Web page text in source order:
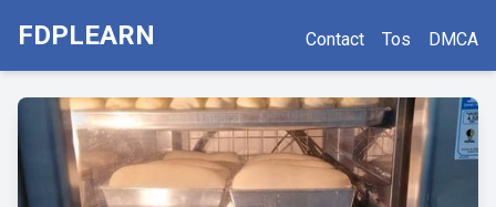
FDPLEARN Contact Tos DMCA